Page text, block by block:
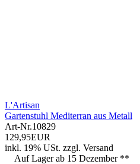
L'Artisan
Gartenstuhl Mediterran aus Metall
Art-Nr.10829
129,95EUR
inkl. 19% USt. zzgl. Versand
Auf Lager ab 15 Dezember **